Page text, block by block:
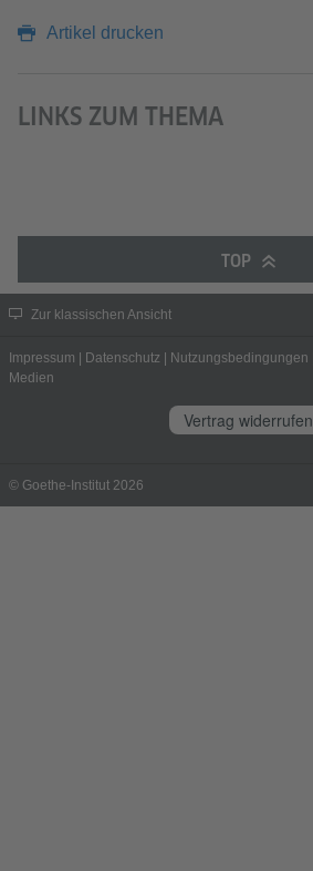
Artikel drucken
LINKS ZUM THEMA
TOP
Zur klassischen Ansicht
Impressum Datenschutz Nutzungsbedingungen
Medien
Vertrag widerrufen
© Goethe-Institut 2026